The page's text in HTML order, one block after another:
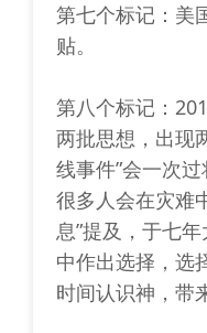
第七个标记：美
贴。
第八个标记：
两批思想，出现
线事件”会一次
很多人会在灾难
息”提及，于七
中作出选择，选
时间认识神，带